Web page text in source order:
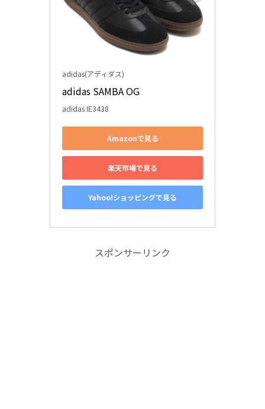
adidas(アディダス)
adidas SAMBA OG
adidas IE3438
Amazonで見る
楽天市場で見る
Yahoo!ショッピングで見る
スポンサーリンク